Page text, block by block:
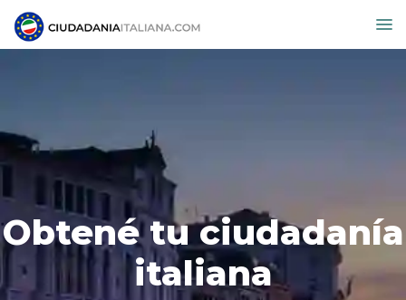
Obtené tu ciudadanía
italiana